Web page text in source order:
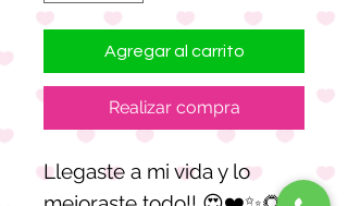
Agregar al carrito
Realizar compra
Llegaste a mi vida y lo